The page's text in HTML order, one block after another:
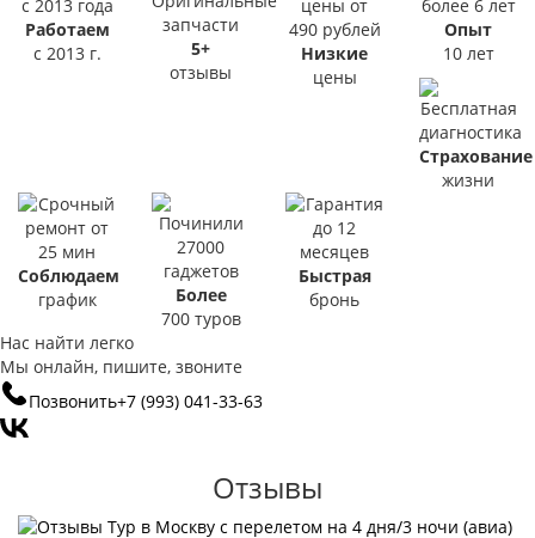
Работаем
с 2013 г.
5+
отзывы
Низкие
цены
Опыт
10 лет
Страхование
жизни
Соблюдаем
график
Более
700 туров
Быстрая
бронь
Нас найти легко
Мы онлайн, пишите, звоните
Позвонить+7 (993) 041-33-63
Отзывы